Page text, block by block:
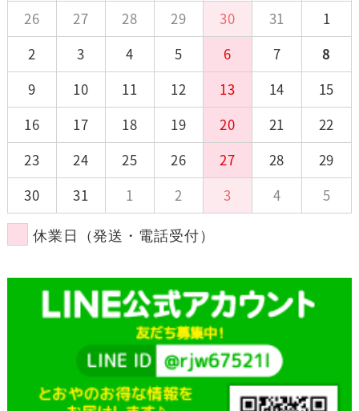
26
27 28 29 30 31
1
2
3 4 5 6 7
8
9
10 11 12 13 14
15
16
17 18 19 20 21
22
23
24 25 26 27 28
29
30
31 1 2 3 4 5
休業日（発送・電話受付）